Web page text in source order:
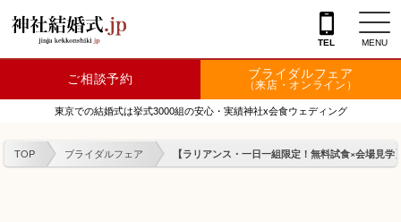
TEL MENU
神社を探す
会場を探す
衣裳
ご相談予約 ブライダルフェア
（来店・オンライン）
東京での結婚式は挙式3000組の安心・実績神社x会食ウェディング
TOP ブライダルフェア 【ラリアンス・一日一組限定！無料試食×会場見